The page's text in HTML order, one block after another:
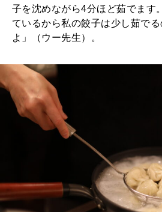
子を沈めながら4分ほど茹でます
ているから私の餃子は少し茹で
よ」（ウー先生）。